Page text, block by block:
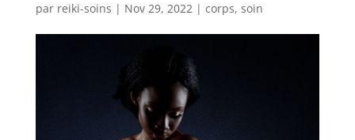
par reiki-soins | Nov 29, 2022| corps, soin